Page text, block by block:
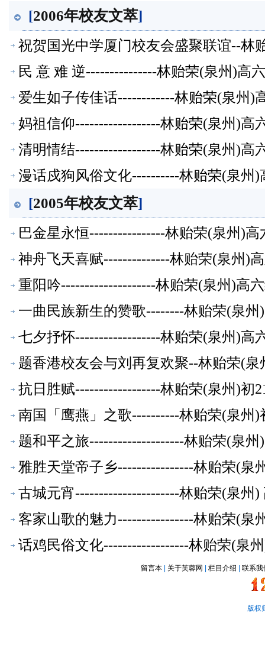
[2006年校友文萃]
祝贺国光中学厦门校友会盛聚联谊--林
民 意 难 逆---------------林贻荣(泉州)高
爱生如子传佳话------------林贻荣(泉州)
妈祖信仰------------------林贻荣(泉州)高
清明情结------------------林贻荣(泉州)高
漫话戍狗风俗文化----------林贻荣(泉州
[2005年校友文萃]
巴金星永恒----------------林贻荣(泉州)
神舟飞天喜赋--------------林贻荣(泉州)
重阳吟--------------------林贻荣(泉州)高
一曲民族新生的赞歌--------林贻荣(泉
七夕抒怀------------------林贻荣(泉州)高
题香港校友会与刘再复欢聚--林贻荣(
抗日胜赋------------------林贻荣(泉州)初
南国「鹰燕」之歌----------林贻荣(泉州)
题和平之旅--------------------林贻荣(泉州
雅胜天堂帝子乡----------------林贻荣(泉
古城元宵----------------------林贻荣(泉州)
客家山歌的魅力----------------林贻荣(泉
话鸡民俗文化------------------林贻荣(泉
留言本| 关于芙蓉网 栏目介绍 联系我
版权